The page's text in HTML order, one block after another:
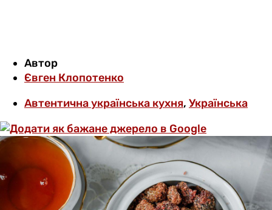
Автор
Євген Клопотенко
Автентична українська кухня, Українська